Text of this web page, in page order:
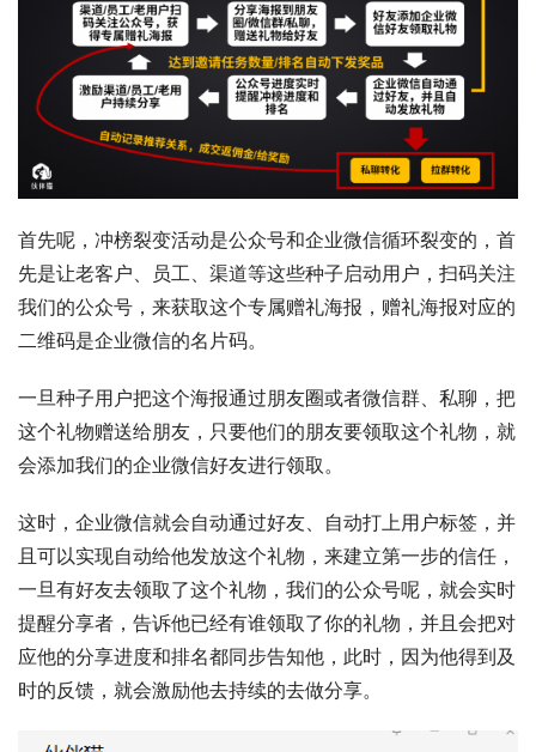
首先呢，冲榜裂变活动是公众号和企业微信循环裂变的，首
先是让老客户、员工、渠道等这些种子启动用户，扫码关注
我们的公众号，来获取这个专属赠礼海报，赠礼海报对应的
二维码是企业微信的名片码。
一旦种子用户把这个海报通过朋友圈或者微信群、私聊，把
这个礼物赠送给朋友，只要他们的朋友要领取这个礼物，就
会添加我们的企业微信好友进行领取。
这时，企业微信就会自动通过好友、自动打上用户标签，并
且可以实现自动给他发放这个礼物，来建立第一步的信任，
一旦有好友去领取了这个礼物，我们的公众号呢，就会实时
提醒分享者，告诉他已经有谁领取了你的礼物，并且会把对
应他的分享进度和排名都同步告知他，此时，因为他得到及
时的反馈，就会激励他去持续的去做分享。